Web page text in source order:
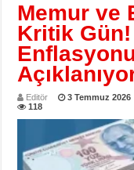
Memur ve
Kritik
Editör 3 Temmuz 2026
118